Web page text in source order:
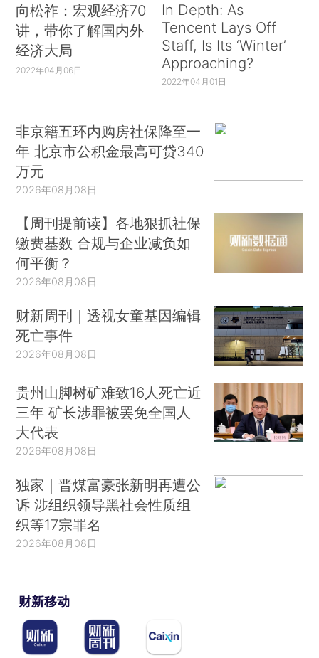
向松祚：宏观经济70
讲，带你了解国内外
经济大局
2022年04月06日
In Depth: As
Tencent Lays Off
Staff, Is Its ‘Winter’
Approaching?
2022年04月01日
非京籍五环内购房社保降至一
年 北京市公积金最高可贷340
万元
2026年08月08日
【周刊提前读】各地狠抓社保
缴费基数 合规与企业减负如
何平衡？
2026年08月08日
财新周刊｜透视女童基因编辑
死亡事件
2026年08月08日
贵州山脚树矿难致16人死亡近
三年 矿长涉罪被罢免全国人
大代表
2026年08月08日
独家｜晋煤富豪张新明再遭公
诉 涉组织领导黑社会性质组
织等17宗罪名
2026年08月08日
财新移动